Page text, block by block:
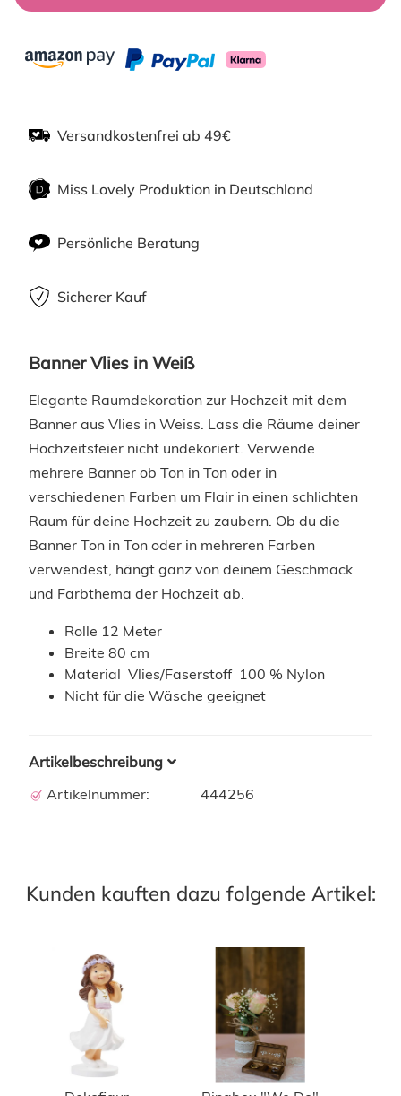
Versandkostenfrei ab 49€
Miss Lovely Produktion in Deutschland
Persönliche Beratung
Sicherer Kauf
Banner Vlies in Weiß
Elegante Raumdekoration zur Hochzeit mit dem
Banner aus Vlies in Weiss. Lass die Räume deiner
Hochzeitsfeier nicht undekoriert. Verwende
mehrere Banner ob Ton in Ton oder in
verschiedenen Farben um Flair in einen schlichten
Raum für deine Hochzeit zu zaubern. Ob du die
Banner Ton in Ton oder in mehreren Farben
verwendest, hängt ganz von deinem Geschmack
und Farbthema der Hochzeit ab.
Rolle 12 Meter
Breite 80 cm
Material Vlies/Faserstoff 100 % Nylon
Nicht für die Wäsche geeignet
Artikelbeschreibung
Artikelnummer:
444256
Kunden kauften dazu folgende Artikel: